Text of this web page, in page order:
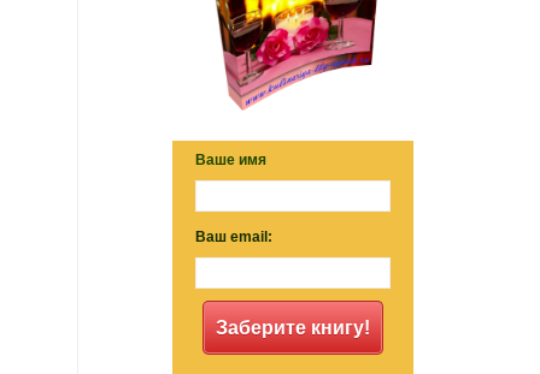
Ваше имя
Ваш email:
Заберите книгу!